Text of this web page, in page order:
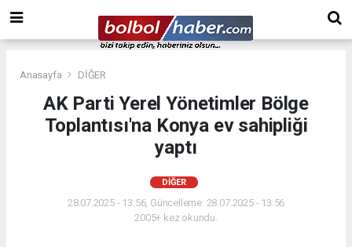
Anasayfa DİĞER
AK Parti Yerel Yönetimler Bölge
Toplantısı'na Konya ev sahipliği
yaptı
DİĞER
28.07.2025 - 13:56, Güncelleme: 28.07.2025 - 13:56
2005+ kez okundu.